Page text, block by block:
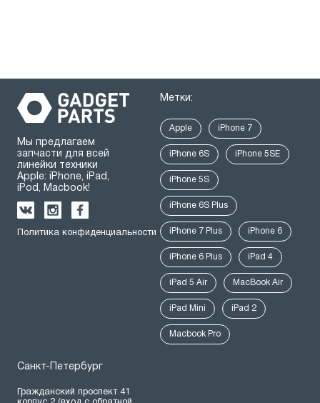
Мы предлагаем
запчасти для всей
линейки техники
Apple: iPhone, iPad,
iPod, Macbook!
Политика конфиденциальности
Метки:
Apple iPhone 7
iPhone 6S iPhone 5SE
iPhone 5S
iPhone 6S Plus
iPhone 7 Plus iPhone 6
iPhone 6 Plus iPad 4
iPad 5 Air MacBook Air
iPad Mini iPad 2
Macbook Pro
Санкт-Петербург
Гражданский проспект 41